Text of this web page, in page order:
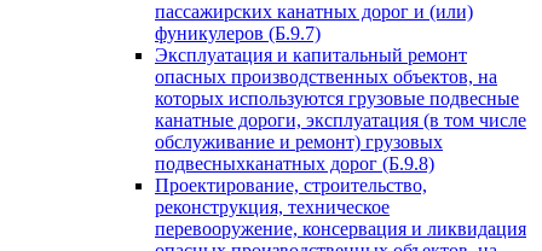
пассажирских канатных дорог и (или)
фуникулеров (Б.9.7)
Эксплуатация и капитальный ремонт
опасных производственных объектов, на
которых используются грузовые подвесные
канатные дороги, эксплуатация (в том числе
обслуживание и ремонт) грузовых
подвесныхканатных дорог (Б.9.8)
Проектирование, строительство,
реконструкция, техническое
перевооружение, консервация и ликвидация